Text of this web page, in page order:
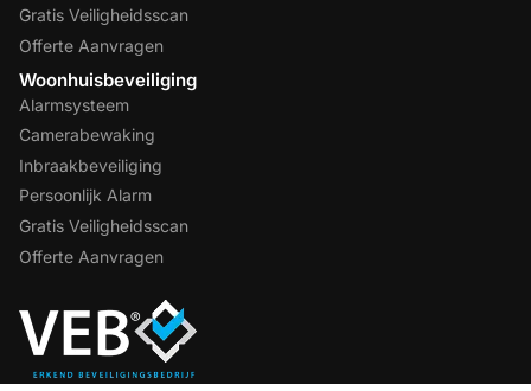
Gratis Veiligheidsscan
Offerte Aanvragen
Woonhuisbeveiliging
Alarmsysteem
Camerabewaking
Inbraakbeveiliging
Persoonlijk Alarm
Gratis Veiligheidsscan
Offerte Aanvragen